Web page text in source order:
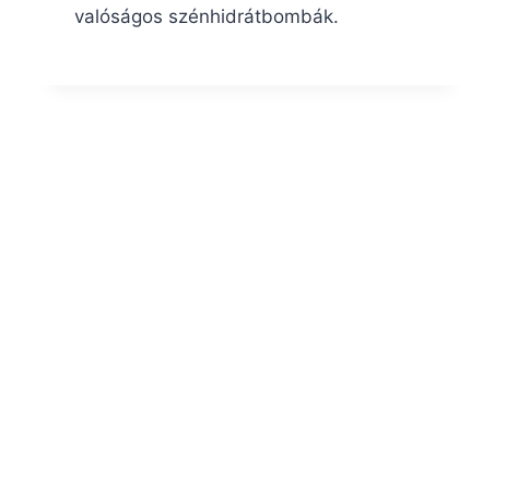
valóságos szénhidrátbombák.